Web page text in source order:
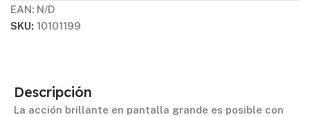
EAN: N/D
SKU: 10101199
Descripción
La acción brillante en pantalla grande es posible con